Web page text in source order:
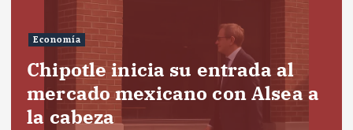
Economía
Chipotle inicia su entrada al
mercado mexicano con Alsea a
la cabeza